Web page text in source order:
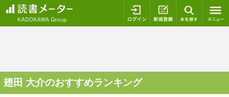
ログイン 新規登録
翅田 大介のおすすめランキング